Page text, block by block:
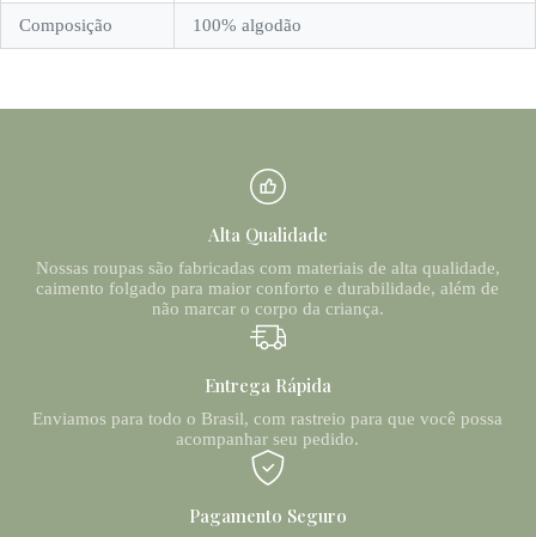
Composição 100% algodão
Alta Qualidade
Nossas roupas são fabricadas com materiais de alta qualidade,
caimento folgado para maior conforto e durabilidade, além de
não marcar o corpo da criança.
Entrega Rápida
Enviamos para todo o Brasil, com rastreio para que você possa
acompanhar seu pedido.
Pagamento Seguro